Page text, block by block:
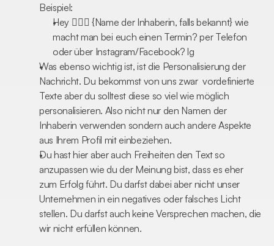
Beispiel:
Hey 🙋🏻‍♀️ {Name der Inhaberin, falls bekannt} wie
macht man bei euch einen Termin? per Telefon
oder über Instagram/Facebook? lg
Was ebenso wichtig ist, ist die Personalisierung der
Nachricht. Du bekommst von uns zwar  vordefinierte
Texte aber du solltest diese so viel wie möglich
personalisieren. Also nicht nur den Namen der
Inhaberin verwenden sondern auch andere Aspekte
aus Ihrem Profil mit einbeziehen.
Du hast hier aber auch Freiheiten den Text so
anzupassen wie du der Meinung bist, dass es eher
zum Erfolg führt. Du darfst dabei aber nicht unser
Unternehmen in ein negatives oder falsches Licht
stellen. Du darfst auch keine Versprechen machen, die
wir nicht erfüllen können.